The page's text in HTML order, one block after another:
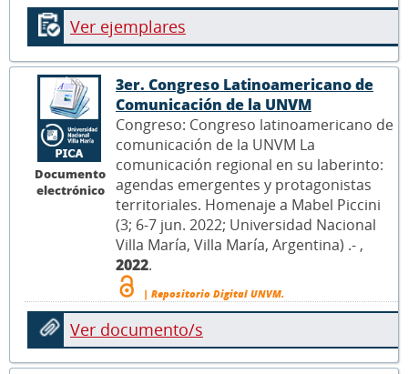
Ver ejemplares
Documento
electrónico
3er. Congreso Latinoamericano de
Comunicación de la UNVM
Congreso: Congreso latinoamericano de
comunicación de la UNVM La
comunicación regional en su laberinto:
agendas emergentes y protagonistas
territoriales. Homenaje a Mabel Piccini
(3; 6-7 jun. 2022; Universidad Nacional
Villa María, Villa María, Argentina) .- ,
2022.
| Repositorio Digital UNVM.
Ver documento/s